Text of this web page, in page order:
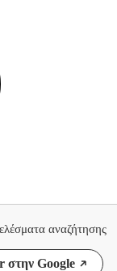
αναζήτησης
στην Google